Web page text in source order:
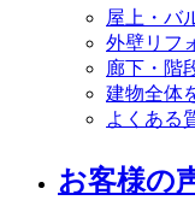
屋上・バ
外壁リフ
廊下・階
建物全体
よくある
お客様の